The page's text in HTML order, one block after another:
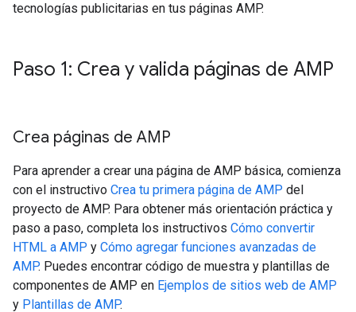
tecnologías publicitarias en tus páginas AMP.
Paso 1: Crea y valida páginas de AMP
Crea páginas de AMP
Para aprender a crear una página de AMP básica, comienza
con el instructivo Crea tu primera página de AMP del
proyecto de AMP. Para obtener más orientación práctica y
paso a paso, completa los instructivos Cómo convertir
HTML a AMP y Cómo agregar funciones avanzadas de
AMP. Puedes encontrar código de muestra y plantillas de
componentes de AMP en Ejemplos de sitios web de AMP
y Plantillas de AMP.